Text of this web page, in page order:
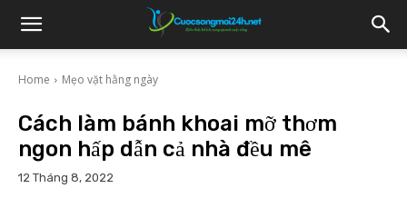
Home Mẹo vặt hằng ngày
Cách làm bánh khoai mỡ thơm
ngon hấp dẫn cả nhà đều mê
12 Tháng 8, 2022